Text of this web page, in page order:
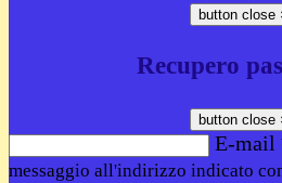
button close
Recupero
button close
E-mail
messaggio all'indirizzo indicato